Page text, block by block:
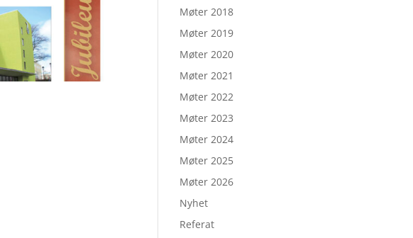
Møter 2018
Møter 2019
Møter 2020
Møter 2021
Møter 2022
Møter 2023
Møter 2024
Møter 2025
Møter 2026
Nyhet
Referat